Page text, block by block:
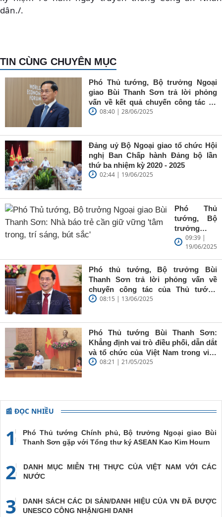
dân./.
TIN CÙNG CHUYÊN MỤC
Phó Thủ tướng, Bộ trưởng Ngoại
giao Bùi Thanh Sơn trả lời phỏng
vấn về kết quả chuyến công tác tại
Trung Quốc của Thủ tướng Chính
08:40 | 28/06/2025
Đảng uỷ Bộ Ngoại giao tổ chức Hội
nghị Ban Chấp hành Đảng bộ lần
thứ ba nhiệm kỳ 2020 - 2025
02:44 | 19/06/2025
Phó Thủ
tướng, Bộ
trưởng
Ngoại giao
Bùi Thanh
Sơn: Nhà
báo trẻ cần
giữ vững
'tâm trong,
09:39 |
19/06/2025
Phó thủ tướng, Bộ trưởng Bùi
Thanh Sơn trả lời phỏng vấn về
chuyến công tác của Thủ tướng
Chính phủ đến Estonia, Pháp và
08:15 | 13/06/2025
Phó Thủ tướng Bùi Thanh Sơn:
Khẳng định vai trò điều phối, dẫn dắt
và tổ chức của Việt Nam trong việc
đề cao chủ nghĩa đa phương, đoàn
08:21 | 21/05/2025
📰 ĐỌC NHIỀU
1
Phó Thủ tướng Chính phủ, Bộ trưởng Ngoại giao Bùi
Thanh Sơn gặp với Tổng thư ký ASEAN Kao Kim Hourn
2
DANH MỤC MIỄN THỊ THỰC CỦA VIỆT NAM VỚI CÁC
NƯỚC
3
DANH SÁCH CÁC DI SẢN/DANH HIỆU CỦA VN ĐÃ ĐƯỢC
UNESCO CÔNG NHẬN/GHI DANH